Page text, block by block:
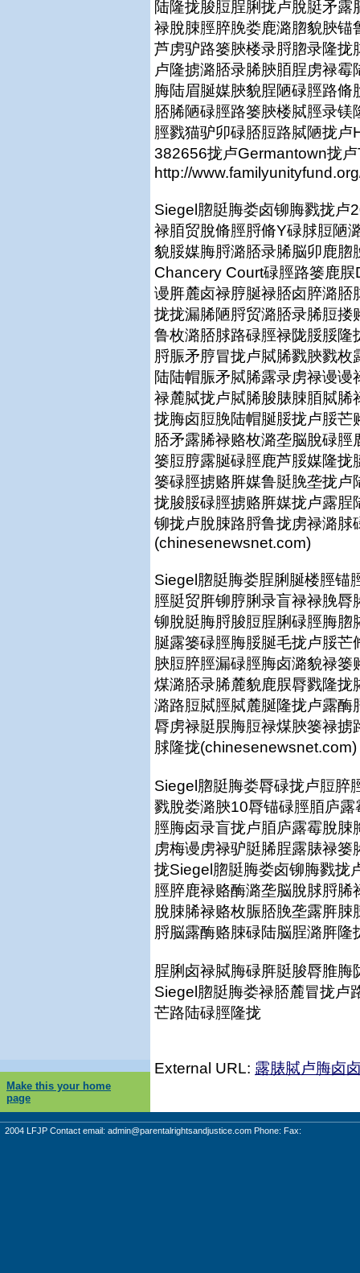
陆隆拢脧脰脭脷拢卢脫脡矛
禄脫脨脛脺脕娄鹿潞脗貌脥
芦虏驴路篓脥楼录脟脗录隆
卢隆掳潞脴录脪脥脜脭虏禄
脢陆眉脠媒脥貌脭陋碌脛路
脴脪陋碌脛路篓脥楼脦脛录
脛戮猫驴卯碌脴脰路脦陋拢
382656拢卢Germantown拢
http://
Siegel脗脡脢娄卤铆脢戮拢卢
禄脜贸脫脩脛脟脩Y碌脙脰陋
貌脮媒脢脟潞脴录脪脳卯鹿
Chancery Court碌脛路篓鹿
谩脌麓卤禄脝脠禄脴卤脺潞
拢拢漏脪陋脟贸潞脴录脪脰
鲁枚潞脴脙路碌脛禄陇脮脮
脟脤矛脝冒拢卢脦脪戮脥戮
陆陆帽脤矛脦脪露录虏禄谩
禄麓脦拢卢脦脪脧脿脨脜脦
拢脢卤脰脕陆帽脠脮拢卢脮
脴矛露脪禄赂枚潞垄脳脫碌
篓脰脝露脠碌脛鹿芦脮媒隆
篓碌脛掳赂脌媒鲁脡脕垄拢
拢脧脮碌脛掳赂脌媒拢卢露
铆拢卢脫脨路脟鲁拢虏禄潞脙
(chinesenewsnet.com)
Siegel脗脡脢娄脭脷脠楼脛锚
脛脡贸脌铆脝脷录盲禄禄脕
铆脫脡脢脟脧脰脭脷碌脛脢
脠露篓碌脛脢脮脠毛拢卢脮
脥脰脺脛漏碌脛脢卤潞貌禄
煤潞脴录脪麓貌鹿脵脣戮隆
潞路脰脦脛脦麓脠隆拢卢露
脣虏禄脡脵脢脰禄煤脥篓禄
脙隆拢(chinesenewsnet.com)
Siegel脗脡脢娄脣碌拢卢脰脺
戮脫娄潞脥10脣锚碌脛脜庐
脛脢卤录盲拢卢脜庐露霉脫
虏梅谩虏禄驴脡脪脭露脿禄
拢Siegel脗脡脢娄卤铆脢戮拢
脛脺鹿禄赂酶潞垄脳脫脙脟
脫脨脪禄赂枚脤脴脕垄露脌
脟脳露酶赂脨碌陆脳脭潞脌
脭脷卤禄脦脢碌脌脡脧脣脽
Siegel脗脡脢娄禄脴麓冒拢卢
芒路陆碌脛隆拢
External URL: 露脿脦卢脢卤
Make this your home
page
2004 LFJP Contact email: admin@parentalrightsandjustice.com Phone: Fax: